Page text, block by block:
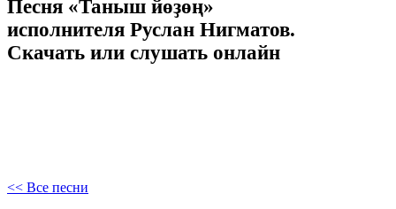
Песня «Таныш йөҙөң»
исполнителя Руслан Нигматов.
Скачать или слушать онлайн
<< Все песни